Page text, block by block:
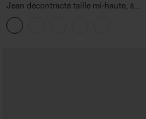
Jean décontracté taille mi‑haute, à
cordon de serrage, avec poches